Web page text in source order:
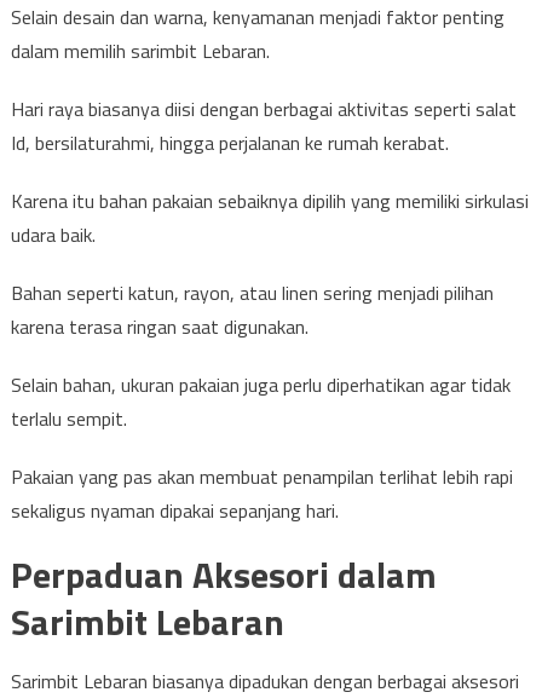
Selain desain dan warna, kenyamanan menjadi faktor penting
dalam memilih sarimbit Lebaran.
Hari raya biasanya diisi dengan berbagai aktivitas seperti salat
Id, bersilaturahmi, hingga perjalanan ke rumah kerabat.
Karena itu bahan pakaian sebaiknya dipilih yang memiliki sirkulasi
udara baik.
Bahan seperti katun, rayon, atau linen sering menjadi pilihan
karena terasa ringan saat digunakan.
Selain bahan, ukuran pakaian juga perlu diperhatikan agar tidak
terlalu sempit.
Pakaian yang pas akan membuat penampilan terlihat lebih rapi
sekaligus nyaman dipakai sepanjang hari.
Perpaduan Aksesori dalam
Sarimbit Lebaran
Sarimbit Lebaran biasanya dipadukan dengan berbagai aksesori